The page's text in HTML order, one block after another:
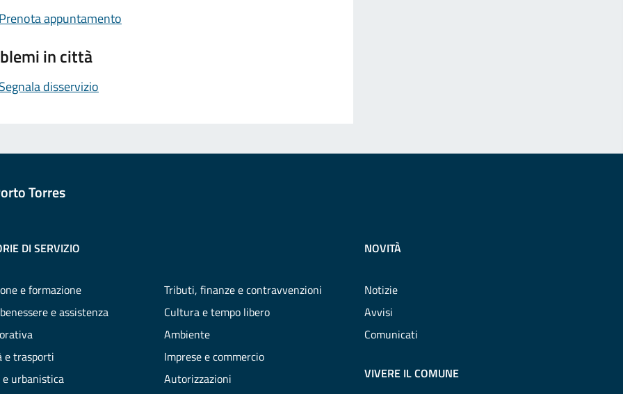
appuntamento
in città
disservizio
Torres
DI SERVIZIO
e formazione
e assistenza
e trasporti
urbanistica
Tributi, finanze e contravvenzioni
Cultura e tempo libero
Ambiente
Imprese e commercio
Autorizzazioni
NOVITÀ
Notizie
Avvisi
Comunicati
VIVERE IL COMUNE